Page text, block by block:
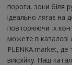
пороги, зони біля
ідеально лягає на
повторюючи їх
можете в каталозі
PLENKA.market, де
викрійку. Наш